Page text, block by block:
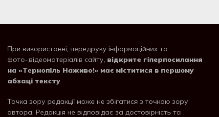
При використанні, передруку інформаційних та
фото-,відеоматеріалів сайту, відкрите гіперпосилання
на «Тернопіль Наживо!» має міститися в першому
абзаці тексту.
Точка зору редакції може не збігатися з точкою зору
автора. Редакція не відповідає за достовірність та